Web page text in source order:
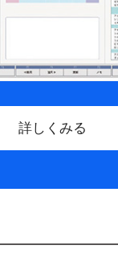
詳しくみる